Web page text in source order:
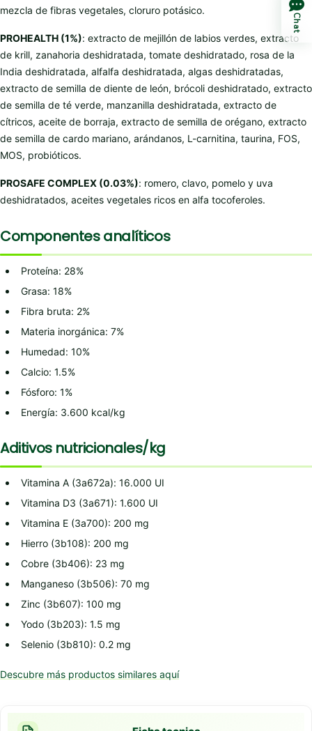
mezcla de fibras vegetales, cloruro potásico.
PROHEALTH (1%): extracto de mejillón de labios verdes, extracto
de krill, zanahoria deshidratada, tomate deshidratado, rosa de la
India deshidratada, alfalfa deshidratada, algas deshidratadas,
extracto de semilla de diente de león, brócoli deshidratado, extracto
de semilla de té verde, manzanilla deshidratada, extracto de
cítricos, aceite de borraja, extracto de semilla de orégano, extracto
de semilla de cardo mariano, arándanos, L-carnitina, taurina, FOS,
MOS, probióticos.
PROSAFE COMPLEX (0.03%): romero, clavo, pomelo y uva
deshidratados, aceites vegetales ricos en alfa tocoferoles.
Componentes analíticos
Proteína: 28%
Grasa: 18%
Fibra bruta: 2%
Materia inorgánica: 7%
Humedad: 10%
Calcio: 1.5%
Fósforo: 1%
Energía: 3.600 kcal/kg
Aditivos nutricionales/kg
Vitamina A (3a672a): 16.000 UI
Vitamina D3 (3a671): 1.600 UI
Vitamina E (3a700): 200 mg
Hierro (3b108): 200 mg
Cobre (3b406): 23 mg
Manganeso (3b506): 70 mg
Zinc (3b607): 100 mg
Yodo (3b203): 1.5 mg
Selenio (3b810): 0.2 mg
Descubre más productos similares aquí
Chat